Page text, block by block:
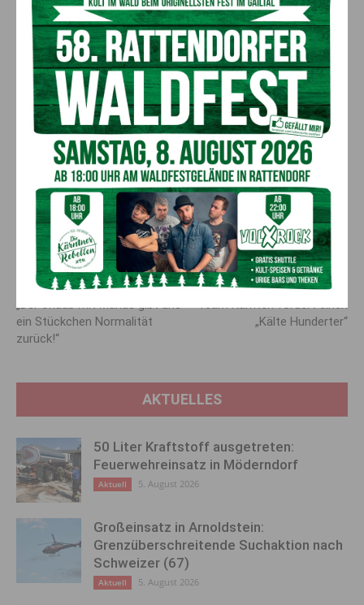
Betonverkleidung angebracht und so auch für das
Sportklettern im Sommer attraktiv gemacht.
Austragungsort von
Meisterschaften
„Für die Austragung der Österreichischen Meisterschaften im
Eisklettern wurde schließlich der 7 Meter lange Überhang
geschaffen und letztlich durch einen weiteren an diesen
angelehnten 5 Meter hohen Drytooling-Überhang ergänzt“,
schreibt die Sektion auf der Website. Der Turm ist in
Österreich also schon eine kleine Berühmtheit.
Vorheriger Artikel
„Der Urlaub mit Marius gibt uns
ein Stückchen Normalität
zurück!“
Nächster Artikel
Team Kärnten fordert einen
„Kälte Hunderter“
AKTUELLES
50 Liter Kraftstoff ausgetreten:
Feuerwehreinsatz in Möderndorf
Aktuell 5. August 2026
Großeinsatz in Arnoldstein:
Grenzüberschreitende Suchaktion nach
Schweizer (67)
Aktuell 5. August 2026